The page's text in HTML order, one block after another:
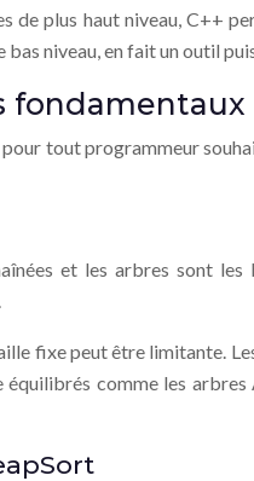
de plus haut niveau,
niveau, en fait un outil
fondamentaux
tout programmeur
et les arbres sont
fixe peut être limitante.
comme les